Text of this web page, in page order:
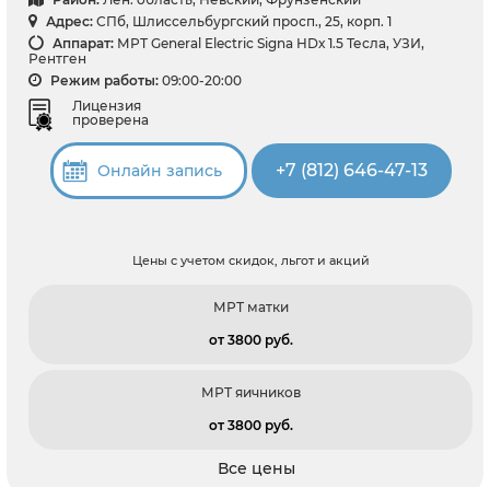
Адрес: СПб, Шлиссельбургский просп., 25, корп. 1
Аппарат: МРТ General Electric Signa HDх 1.5 Тесла, УЗИ,
Рентген
Режим работы: 09:00-20:00
Лицензия
проверена
Онлайн запись +7 (812) 646-47-13
Цены с учетом скидок, льгот и акций
МРТ матки
от 3800 pуб.
МРТ яичников
от 3800 pуб.
Все цены